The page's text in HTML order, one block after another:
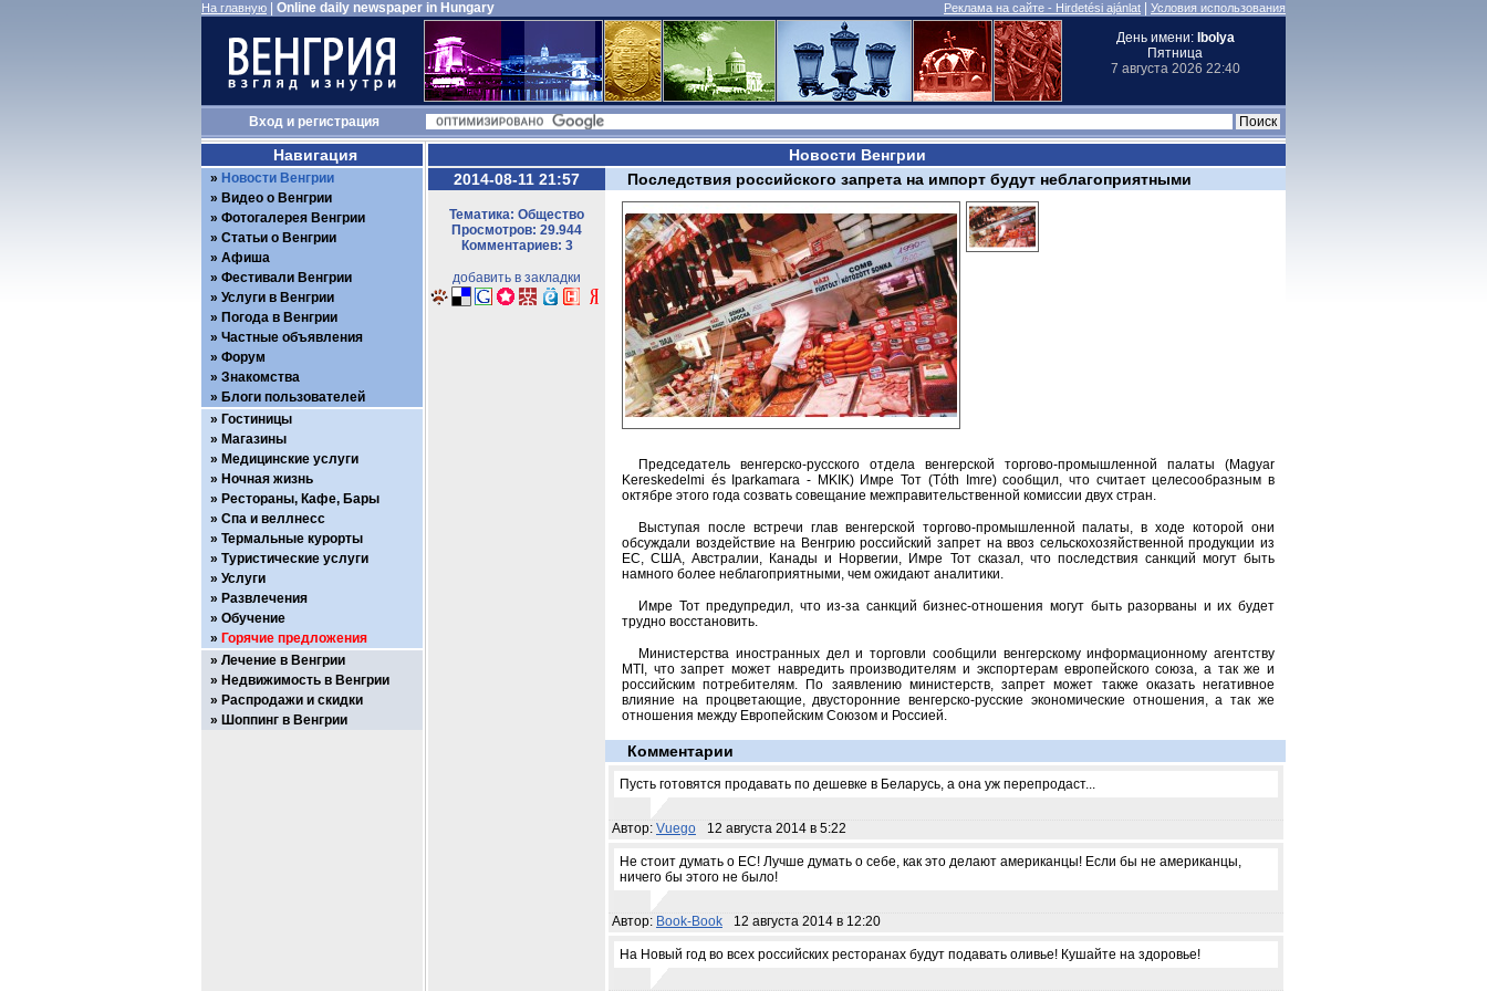
На главную Online daily newspaper in Hungary Реклама на сайте - Hirdetési ajánlat Условия использования
День имени: Ibolya
Пятница
7 августа 2026 22:40
Входи регистрация
Новости Венгрии
2014-08-11 21:57
Тематика: Общество
Просмотров: 29.944
Комментариев: 3
добавить в закладки
Последствия российского запрета на импорт будут неблагоприятными
Председатель венгерско-русского отдела венгерской торгово-промышленной палаты (Magyar
Kereskedelmi és Iparkamara - MKIK) Имре Тот (Tóth Imre) сообщил, что считает целесообразным в
октябре этого года созвать совещание межправительственной комиссии двух стран.
Выступая после встречи глав венгерской торгово-промышленной палаты, в ходе которой они
обсуждали воздействие на Венгрию российский запрет на ввоз сельскохозяйственной продукции из
ЕС, США, Австралии, Канады и Норвегии, Имре Тот сказал, что последствия санкций могут быть
намного более неблагоприятными, чем ожидают аналитики.
Имре Тот предупредил, что из-за санкций бизнес-отношения могут быть разорваны и их будет
трудно восстановить.
Министерства иностранных дел и торговли сообщили венгерскому информационному агентству
MTI, что запрет может навредить производителям и экспортерам европейского союза, а так же и
российским потребителям. По заявлению министерств, запрет может также оказать негативное
влияние на процветающие, двусторонние венгерско-русские экономические отношения, а так же
отношения между Европейским Союзом и Россией.
Комментарии
Пусть готовятся продавать по дешевке в Беларусь, а она уж перепродаст...
Автор: Vuego 12 августа 2014 в 5:22
Не стоит думать о ЕС! Лучше думать о себе, как это делают американцы! Если бы не американцы,
ничего бы этого не было!
Автор: Book-Book 12 августа 2014 в 12:20
На Новый год во всех российских ресторанах будут подавать оливье! Кушайте на здоровье!
Навигация
Новости Венгрии
Видео о Венгрии
Фотогалерея Венгрии
Статьи о Венгрии
Афиша
Фестивали Венгрии
Услуги в Венгрии
Погода в Венгрии
Частные объявления
Форум
Знакомства
Блоги пользователей
Гостиницы
Магазины
Медицинские услуги
Ночная жизнь
Рестораны, Кафе, Бары
Спа и веллнесс
Термальные курорты
Туристические услуги
Услуги
Развлечения
Обучение
Горячие предложения
Лечение в Венгрии
Недвижимость в Венгрии
Распродажи и скидки
Шоппинг в Венгрии